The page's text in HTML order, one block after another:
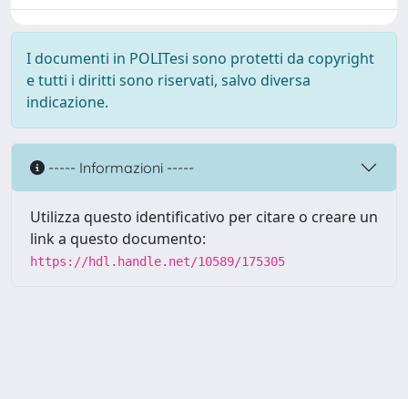
I documenti in POLITesi sono protetti da copyright
e tutti i diritti sono riservati, salvo diversa
indicazione.
----- Informazioni -----
Utilizza questo identificativo per citare o creare un
link a questo documento:
https://hdl.handle.net/10589/175305